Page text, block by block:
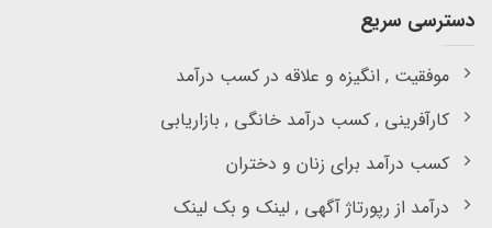
دسترسی سریع
موفقیت , انگیزه و علاقه در کسب درآمد
کارآفرینی , کسب درآمد خانگی , بازاریابی
کسب درآمد برای زنان و دختران
درآمد از رپورتاژ آگهی , لینک و بک لینک